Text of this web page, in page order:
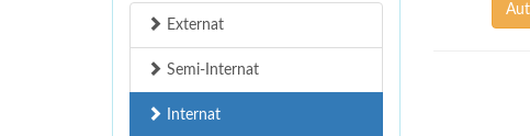
Externat
Semi-Internat
Internat